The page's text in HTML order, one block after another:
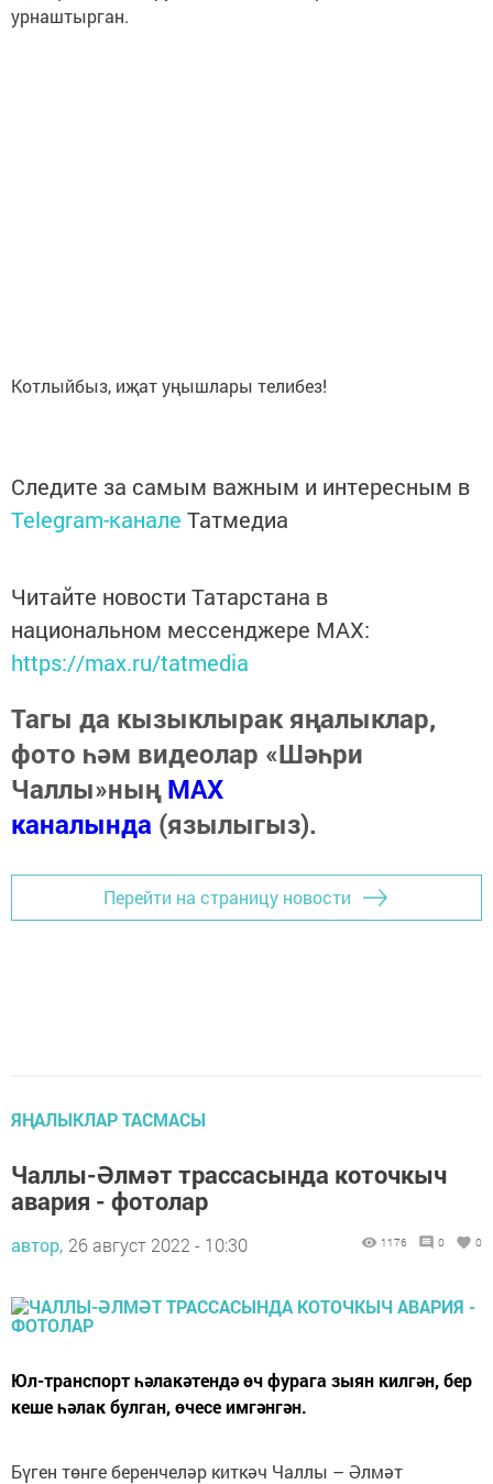
урнаштырган.
Котлыйбыз, иҗат уңышлары телибез!
Следите за самым важным и интересным в
Telegram-канале Татмедиа
Читайте новости Татарстана в
национальном мессенджере MАХ:
https://max.ru/tatmedia
Тагы да кызыклырак яңалыклар,
фото һәм видеолар «Шәһри
Чаллы»ныңMAX
каналында (язылыгыз).
Перейти на страницу новости
ЯҢАЛЫКЛАР ТАСМАСЫ
Чаллы-Әлмәт трассасында коточкыч
авария - фотолар
автор, 26 август 2022 - 10:30 1176 0 0
Юл-транспорт һәлакәтендә өч фурага зыян килгән, бер
кеше һәлак булган, өчесе имгәнгән.
Бүген төнге беренчеләр киткәч Чаллы – Әлмәт